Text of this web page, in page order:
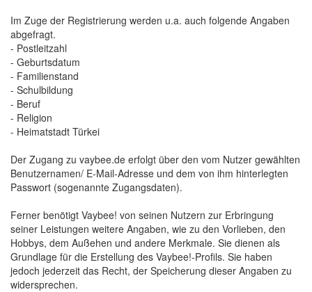
Im Zuge der Registrierung werden u.a. auch folgende Angaben
abgefragt.
- Postleitzahl
- Geburtsdatum
- Familienstand
- Schulbildung
- Beruf
- Religion
- Heimatstadt Türkei
Der Zugang zu vaybee.de erfolgt über den vom Nutzer gewählten
Benutzernamen/ E-Mail-Adresse und dem von ihm hinterlegten
Passwort (sogenannte Zugangsdaten).
Ferner benötigt Vaybee! von seinen Nutzern zur Erbringung
seiner Leistungen weitere Angaben, wie zu den Vorlieben, den
Hobbys, dem Außehen und andere Merkmale. Sie dienen als
Grundlage für die Erstellung des Vaybee!-Profils. Sie haben
jedoch jederzeit das Recht, der Speicherung dieser Angaben zu
widersprechen.